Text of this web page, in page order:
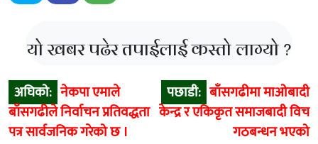
यो खबर पढेर तपाईलाई कस्तो लाग्यो ?
Post
navigation
अघिको: नेकपा एमाले
बाँसगढीले निर्वाचन प्रतिवद्धता
पत्र सार्वजनिक गरेको छ ।
पछाडी: बाँसगढीमा माओबादी
केन्द्र र एकिकृत समाजबादी विच
गठबन्धन भएको